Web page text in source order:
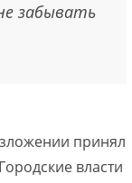
забывать
принял
власти